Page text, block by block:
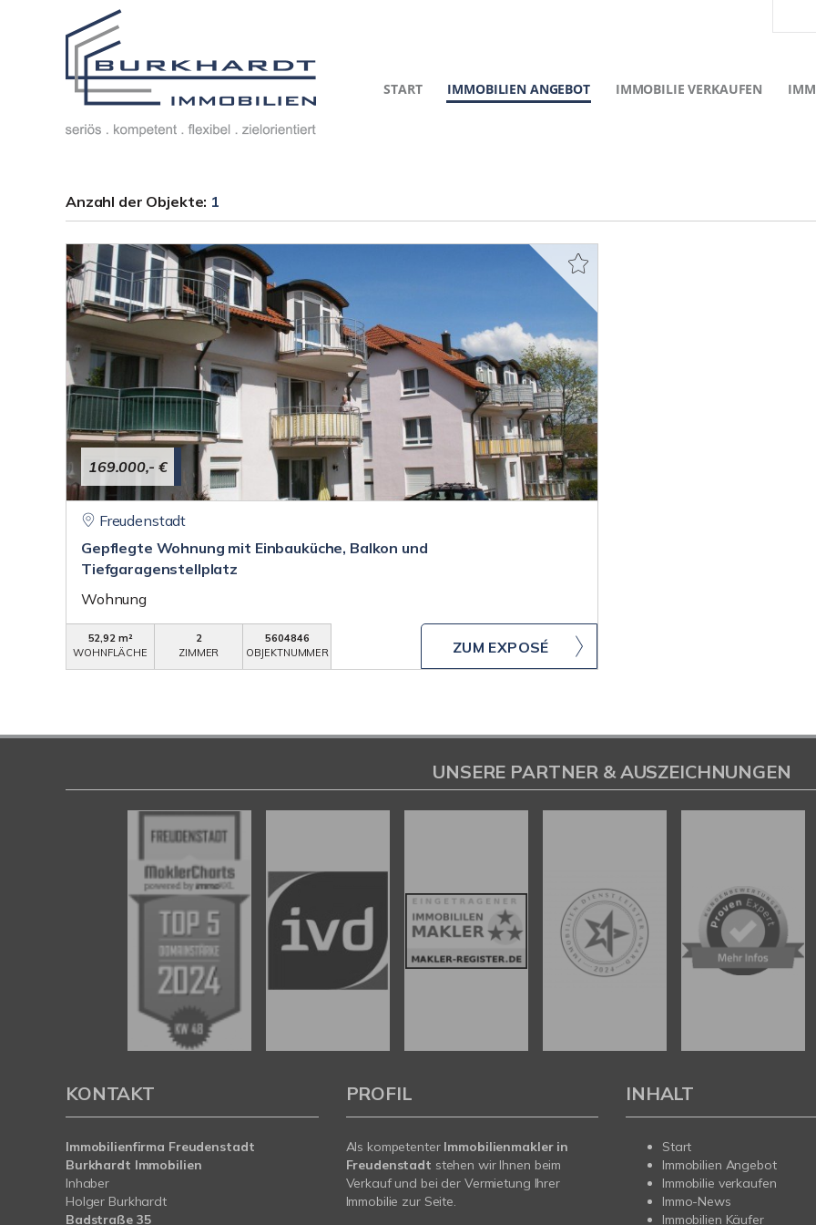
START IMMOBILIEN ANGEBOT IMMOBILIE VERKAUFEN
Anzahl der Objekte: 1
169.000,- €
Freudenstadt
Gepflegte Wohnung mit Einbauküche, Balkon und
Tiefgaragenstellplatz
Wohnung
52,92 m²
WOHNFLÄCHE
2
ZIMMER
5604846
OBJEKTNUMMER
ZUM EXPOSÉ
UNSERE PARTNER & AUSZEICHNUNGEN
KONTAKT
Immobilienfirma Freudenstadt
Burkhardt Immobilien
Inhaber
Holger Burkhardt
Badstraße 35
PROFIL
Als kompetenter Immobilienmakler in
Freudenstadt stehen wir Ihnen beim
Verkauf und bei der Vermietung Ihrer
Immobilie zur Seite.
INHALT
Start
Immobilien Angebot
Immobilie verkaufen
Immo-News
Immobilien Käufer